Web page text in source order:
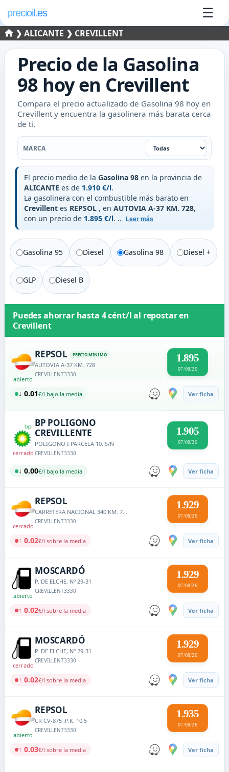
precioil.es ☰
❯ALICANTE ❯ CREVILLENT
Precio de la Gasolina
98 hoy en Crevillent
Compara el precio actualizado de Gasolina 98 hoy en
Crevillent y encuentra la gasolinera más barata cerca
de ti.
Filtrar por marca
MARCA
El precio medio de la Gasolina 98 en la provincia de
ALICANTE es de 1.910 €/l.
La gasolinera con el combustible más barato en
Crevillent es REPSOL , en AUTOVIA A-37 KM. 728,
con un precio de 1.895 €/l. .. Leer más
Gasolina 95 Diesel Gasolina 98 Diesel +
GLP Diesel B
Puedes ahorrar hasta 4 cént/lal repostar en
Crevillent
abierto
REPSOL PRECIO MINIMO
AUTOVIA A-37 KM. 728
CREVILLENT3330
1.895
07/08/26
↓ 0.01€/l bajo la media Ver ficha
cerrado
BP POLIGONO
CREVILLENTE
POLIGONO I PARCELA 10, S/N
CREVILLENT3330
1.905
07/08/26
↓ 0.00€/l bajo la media Ver ficha
cerrado
REPSOL
CARRETERA NACIONAL 340 KM. 707,1
CREVILLENT3330
1.929
07/08/26
↑ 0.02€/l sobre la media Ver ficha
abierto
MOSCARDÓ
P. DE ELCHE, Nº 29-31
CREVILLENT3330
1.929
07/08/26
↑ 0.02€/l sobre la media Ver ficha
cerrado
MOSCARDÓ
P. DE ELCHE, Nº 29-31
CREVILLENT3330
1.929
07/08/26
↑ 0.02€/l sobre la media Ver ficha
abierto
REPSOL
CR CV-875 ,P.K. 10,5
CREVILLENT3330
1.935
07/08/26
↑ 0.03€/l sobre la media Ver ficha